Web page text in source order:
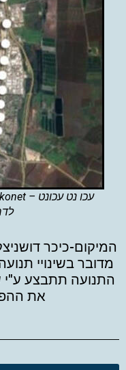
מדובר בשינויי
התנועה תתבצע ע"י
את